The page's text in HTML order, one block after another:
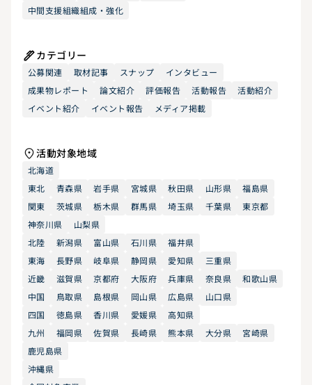
中間支援組織組成・強化
カテゴリー
公募関連 取材記事 スナップ
インタビュー
成果物レポート
論文紹介 評価報告 活動報告
活動紹介
イベント紹介
イベント報告 メディア掲載
活動対象地域
北海道
東北
青森県 岩手県 宮城県 秋田県 山形県
福島県
関東
茨城県 栃木県 群馬県 埼玉県 千葉県
東京都
神奈川県
山梨県
北陸
新潟県 富山県 石川県
福井県
東海
長野県 岐阜県 静岡県 愛知県
三重県
近畿
滋賀県 京都府 大阪府 兵庫県 奈良県
和歌山県
中国
鳥取県 島根県 岡山県 広島県
山口県
四国
徳島県 香川県 愛媛県
高知県
九州
福岡県 佐賀県 長崎県 熊本県 大分県
宮崎県
鹿児島県
沖縄県